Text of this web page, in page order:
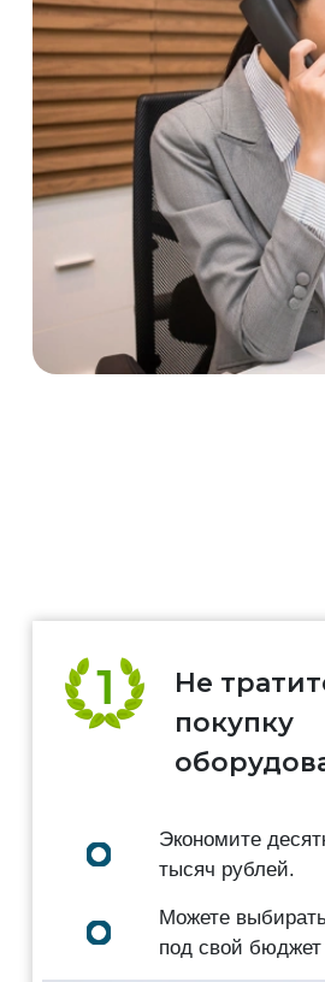
Не
покупку
Экономите
тысяч рублей.
Можете
под свой